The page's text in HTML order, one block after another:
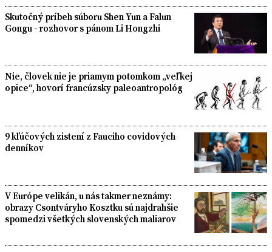
Skutočný príbeh súboru Shen Yun a Falun
Gongu - rozhovor s pánom Li Hongzhi
Nie, človek nie je priamym potomkom „veľkej
opice“, hovorí francúzsky paleoantropológ
9 kľúčových zistení z Fauciho covidových
denníkov
V Európe velikán, u nás takmer neznámy:
obrazy Csontváryho Kosztku sú najdrahšie
spomedzi všetkých slovenských maliarov